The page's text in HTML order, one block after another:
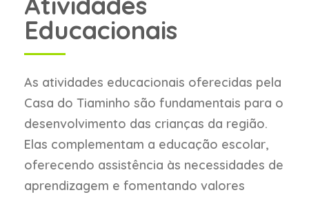
Educacionais
As atividades educacionais oferecidas pela
Casa do Tiaminho são fundamentais para o
desenvolvimento das crianças da região.
Elas complementam a educação escolar,
oferecendo assistência às necessidades de
aprendizagem e fomentando valores